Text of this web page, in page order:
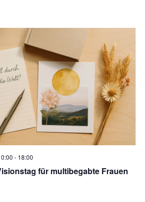
für multibegabte Frauen
- 18:00